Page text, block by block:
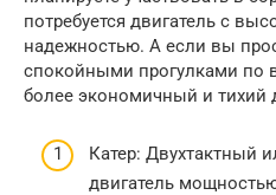
потребуется двигатель с
надежностью. А если вы
спокойными прогулками по
более экономичный и тихий
Катер: Двухтактный
двигатель